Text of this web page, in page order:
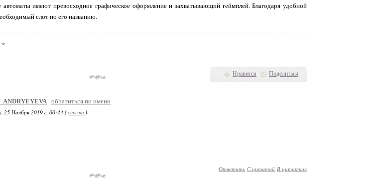
имеют превосходное графическое оформление и захватывающий геймплей. Благодаря удобной
слот по его названию.
Нравится Поделиться
обратиться по имени
25 Ноября 2019 г. 00:43 (ссылка )
Ответить С цитатой В цитатник